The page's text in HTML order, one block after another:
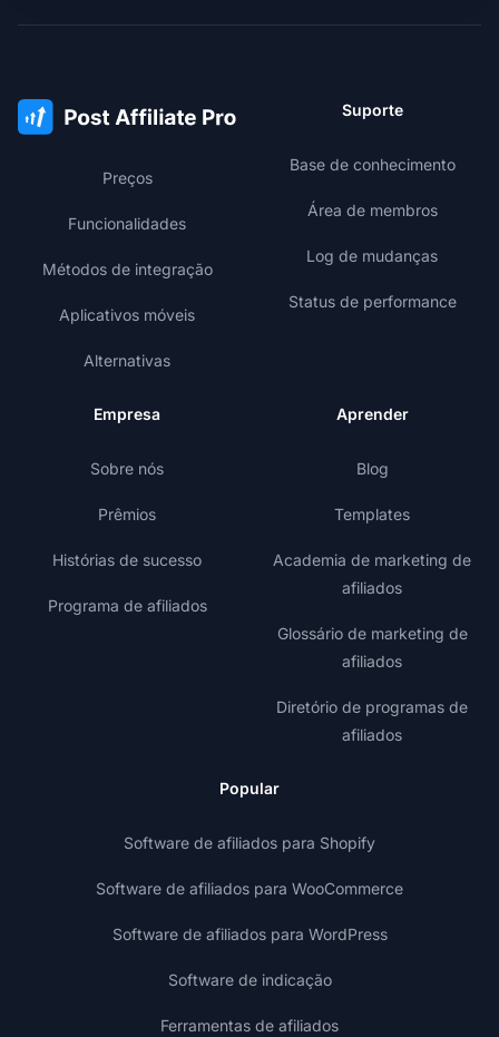
Preços
Funcionalidades
Métodos de integração
Aplicativos móveis
Alternativas
Suporte
Base de conhecimento
Área de membros
Log de mudanças
Status de performance
Empresa
Sobre nós
Prêmios
Histórias de sucesso
Programa de afiliados
Aprender
Blog
Templates
Academia de marketing de
afiliados
Glossário de marketing de
afiliados
Diretório de programas de
afiliados
Popular
Software de afiliados para Shopify
Software de afiliados para WooCommerce
Software de afiliados para WordPress
Software de indicação
Ferramentas de afiliados